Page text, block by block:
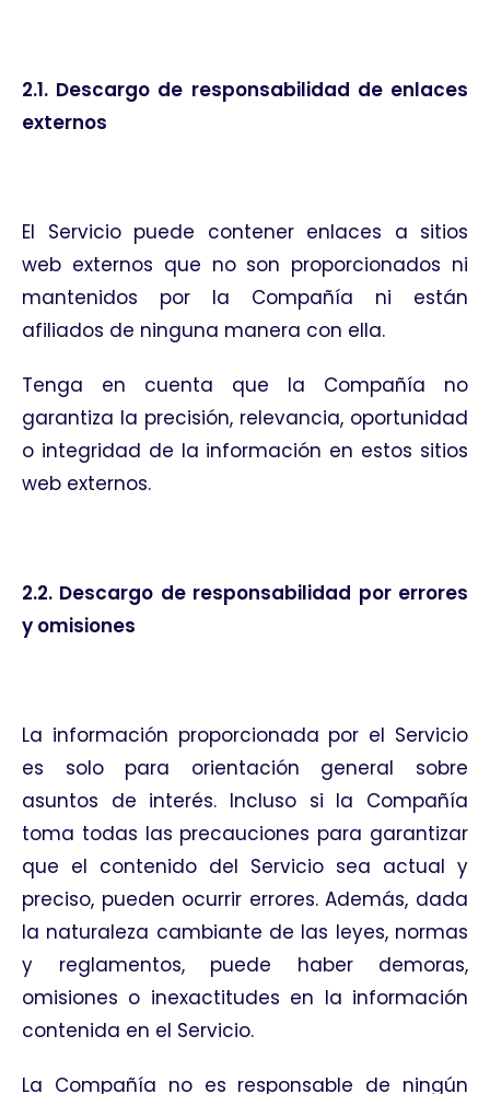
2.1. Descargo de responsabilidad de enlaces
externos
El Servicio puede contener enlaces a sitios
web externos que no son proporcionados ni
mantenidos por la Compañía ni están
afiliados de ninguna manera con ella.
Tenga en cuenta que la Compañía no
garantiza la precisión, relevancia, oportunidad
o integridad de la información en estos sitios
web externos.
2.2. Descargo de responsabilidad por errores
y omisiones
La información proporcionada por el Servicio
es solo para orientación general sobre
asuntos de interés. Incluso si la Compañía
toma todas las precauciones para garantizar
que el contenido del Servicio sea actual y
preciso, pueden ocurrir errores. Además, dada
la naturaleza cambiante de las leyes, normas
y reglamentos, puede haber demoras,
omisiones o inexactitudes en la información
contenida en el Servicio.
La Compañía no es responsable de ningún